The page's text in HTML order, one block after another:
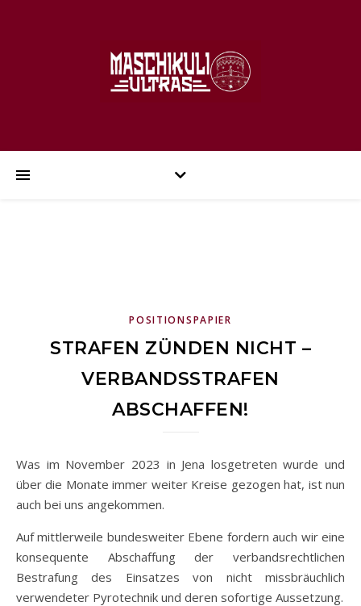
POSITIONSPAPIER
STRAFEN ZÜNDEN NICHT –
VERBANDSSTRAFEN
ABSCHAFFEN!
Was im November 2023 in Jena losgetreten wurde und
über die Monate immer weiter Kreise gezogen hat, ist nun
auch bei uns angekommen.
Auf mittlerweile bundesweiter Ebene fordern auch wir eine
konsequente Abschaffung der verbandsrechtlichen
Bestrafung des Einsatzes von nicht missbräuchlich
verwendeter Pyrotechnik und deren sofortige Aussetzung.